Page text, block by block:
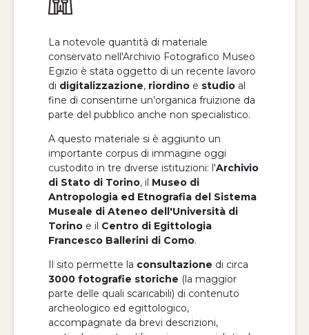
La notevole quantità di materiale
conservato nell'Archivio Fotografico Museo
Egizio è stata oggetto di un recente lavoro
di digitalizzazione, riordino e studio al
fine di consentirne un’organica fruizione da
parte del pubblico anche non specialistico.
A questo materiale si è aggiunto un
importante corpus di immagine oggi
custodito in tre diverse istituzioni: l'Archivio
di Stato di Torino, il Museo di
Antropologia ed Etnografia del Sistema
Museale di Ateneo dell'Università di
Torino e il Centro di Egittologia
Francesco Ballerini di Como.
Il sito permette la consultazione di circa
3000 fotografie storiche (la maggior
parte delle quali scaricabili) di contenuto
archeologico ed egittologico,
accompagnate da brevi descrizioni,